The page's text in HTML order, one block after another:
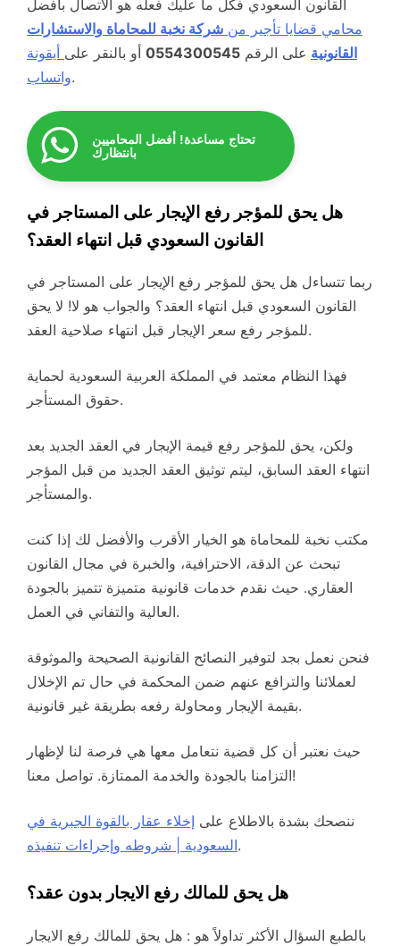
القانون السعودي فكل ما عليك فعله هو الاتصال بأفضل
محامي قضايا تأجير من شركة نخبة للمحاماة والاستشارات
القانونية على الرقم 0554300545 أو بالنقر على أيقونة
واتساب.
تحتاج مساعدة! أفضل المحاميين
بانتظارك
هل يحق للمؤجر رفع الإيجار على المستاجر في
القانون السعودي قبل انتهاء العقد؟
ربما تتساءل هل يحق للمؤجر رفع الإيجار على المستاجر في
القانون السعودي قبل انتهاء العقد؟ والجواب هو لا! لا يحق
للمؤجر رفع سعر الإيجار قبل انتهاء صلاحية العقد.
فهذا النظام معتمد في المملكة العربية السعودية لحماية
حقوق المستأجر.
ولكن، يحق للمؤجر رفع قيمة الإيجار في العقد الجديد بعد
انتهاء العقد السابق، ليتم توثيق العقد الجديد من قبل المؤجر
والمستأجر.
مكتب نخبة للمحاماة هو الخيار الأقرب والأفضل لك إذا كنت
تبحث عن الدقة، الاحترافية، والخبرة في مجال القانون
العقاري. حيث نقدم خدمات قانونية متميزة تتميز بالجودة
العالية والتفاني في العمل.
فنحن نعمل بجد لتوفير النصائح القانونية الصحيحة والموثوقة
لعملائنا والترافع عنهم ضمن المحكمة في حال تم الإخلال
بقيمة الإيجار ومحاولة رفعه بطريقة غير قانونية.
حيث نعتبر أن كل قضية نتعامل معها هي فرصة لنا لإظهار
التزامنا بالجودة والخدمة الممتازة. تواصل معنا!
ننصحك بشدة بالاطلاع على إخلاء عقار بالقوة الجبرية في
السعودية | شروطه وإجراءات تنفيذه.
هل يحق للمالك رفع الايجار بدون عقد؟
بالطبع السؤال الأكثر تداولاً هو : هل يحق للمالك رفع الايجار